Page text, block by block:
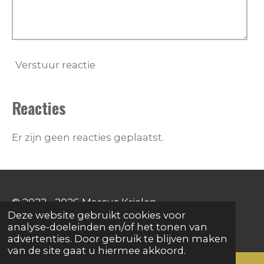
Deze website gebruikt cookies voor
analyse-doeleinden en/of het tonen van
advertenties. Door gebruik te blijven maken
van de site gaat u hiermee akkoord.
Verstuur reactie
Reacties
Er zijn geen reacties geplaatst.
© 2022 - 2026 Marcus Krielen
Powered byJouwWeb